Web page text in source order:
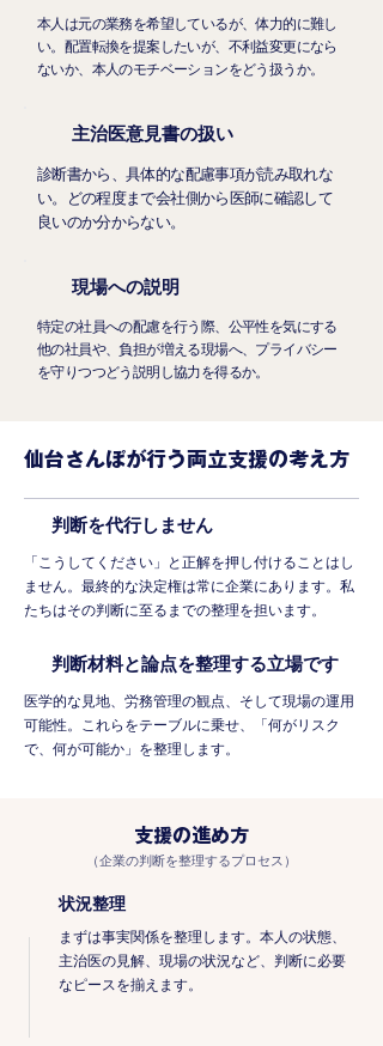
本人は元の業務を希望しているが、体力的に難し
い。配置転換を提案したいが、不利益変更になら
ないか、本人のモチベーションをどう扱うか。
主治医意見書の扱い
診断書から、具体的な配慮事項が読み取れな
い。どの程度まで会社側から医師に確認して
良いのか分からない。
現場への説明
特定の社員への配慮を行う際、公平性を気にする
他の社員や、負担が増える現場へ、プライバシー
を守りつつどう説明し協力を得るか。
仙台さんぽが行う両立支援の考え方
判断を代行しません
「こうしてください」と正解を押し付けることはし
ません。最終的な決定権は常に企業にあります。私
たちはその判断に至るまでの整理を担います。
判断材料と論点を整理する立場です
医学的な見地、労務管理の観点、そして現場の運用
可能性。これらをテーブルに乗せ、「何がリスク
で、何が可能か」を整理します。
支援の進め方
（企業の判断を整理するプロセス）
状況整理
まずは事実関係を整理します。本人の状態、
主治医の見解、現場の状況など、判断に必要
なピースを揃えます。